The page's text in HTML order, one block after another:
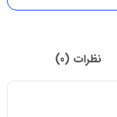
نظرات (0)